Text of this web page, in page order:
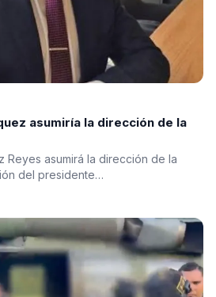
asumiría la dirección de la
Reyes asumirá la dirección de la
del presidente…